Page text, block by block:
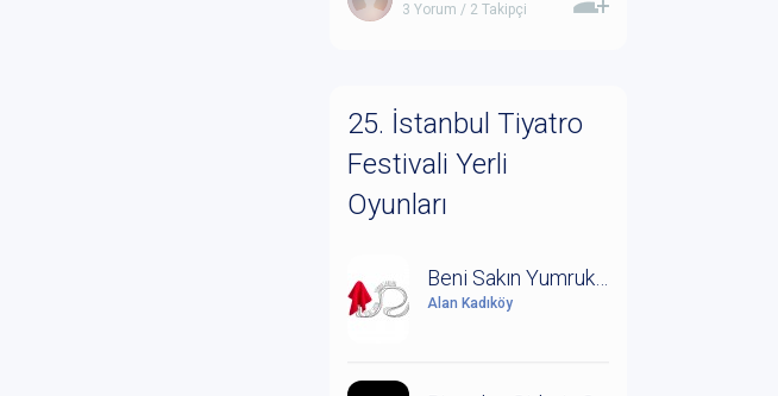
3 Yorum / 2 Takipçi
25. İstanbul Tiyatro
Festivali Yerli
Oyunları
Alan Kadıköy